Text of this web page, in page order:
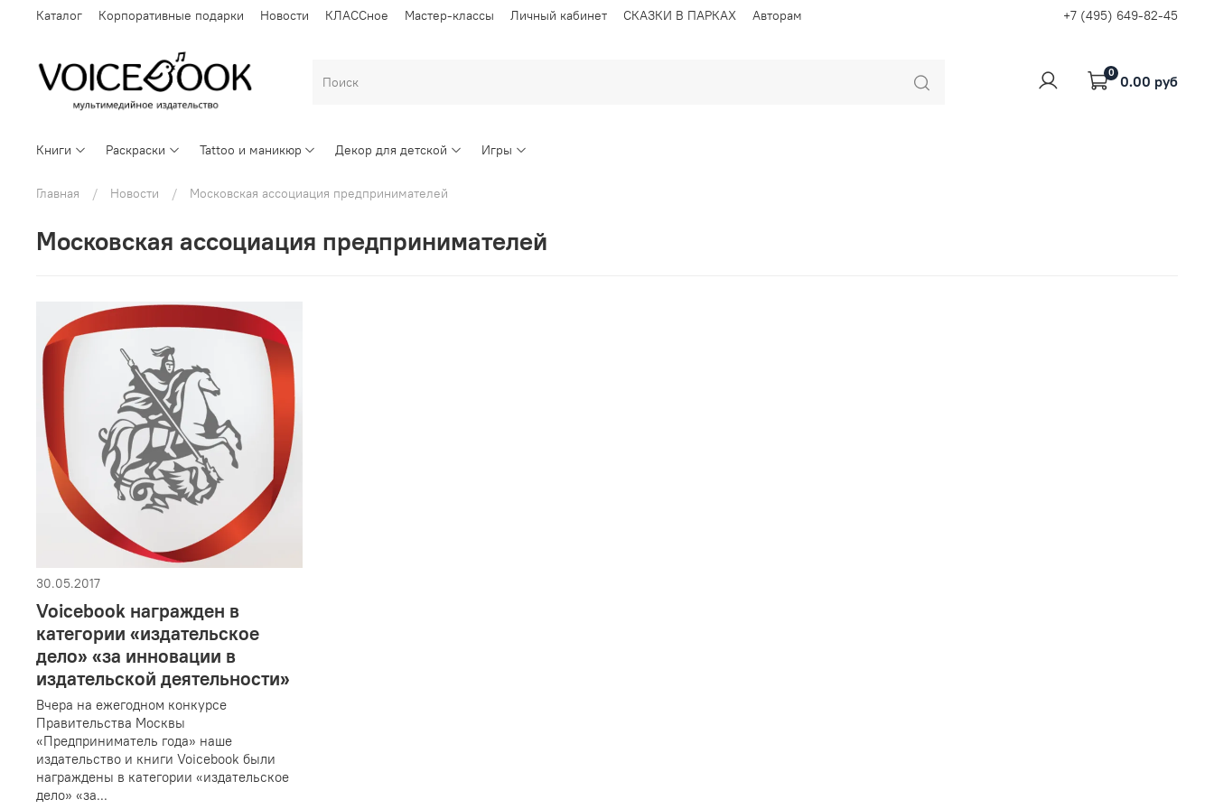
Каталог Корпоративные подарки Новости КЛАССное Мастер-классы Личный кабинет СКАЗКИ В ПАРКАХ Авторам +7 (495) 649-82-45
0 0.00 руб
Книги Раскраски Tattoo и маникюр Декор для детской Игры
Главная Новости Московская ассоциация предпринимателей
Московская ассоциация предпринимателей
30.05.2017
Voicebook награжден в
категории «издательское
дело» «за инновации в
издательской деятельности»
Вчера на ежегодном конкурсе
Правительства Москвы
«Предприниматель года» наше
издательство и книги Voicebook были
награждены в категории «издательское
дело» «за...